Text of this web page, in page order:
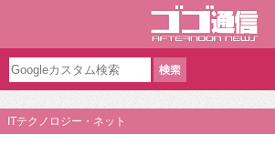
ITテクノロジー・ネット